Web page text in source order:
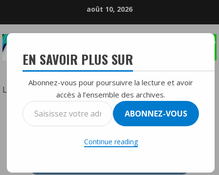
content
août 10, 2026
LA RÉFÉRENCE DE LA RADIO DIFFUSION
Lire la suite
POURQUOI
UN
MILLIONRTVMFMY+
EN SAVOIR PLUS SUR
Abonnez-vous pour poursuivre la lecture et avoir
accès à l’ensemble des archives.
Saisissez
votre
ABONNEZ-VOUS
Continue reading